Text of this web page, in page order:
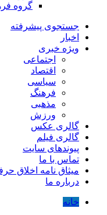
گروه
جستجوی پیشرفته
اخبار
ویژه خبری
اجتماعی
اقتصاد
سیاسی
فرهنگ
مذهبی
ورزش
گالری عکس
گالری فیلم
پیوندهای سایت
تماس با ما
میثاق نامه اخلاق
درباره ما
خانه